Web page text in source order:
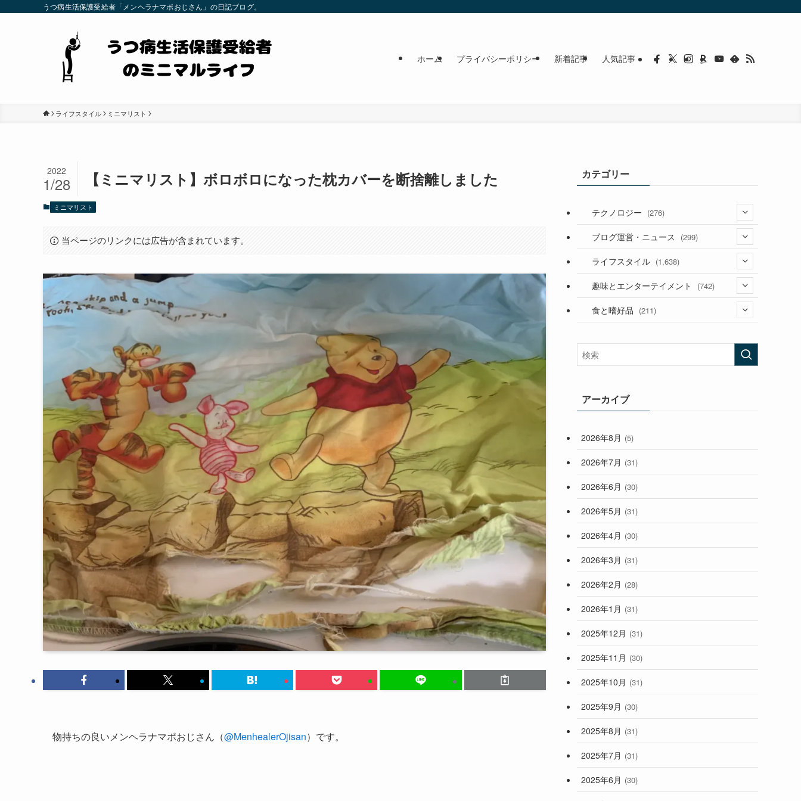
うつ病生活保護受給者「メンヘラナマポおじさん」の日記ブログ。
ホーム プライバシーポリシー 新着記事 人気記事
ライフスタイル ミニマリスト
【ミニマリスト】ボロボロになった枕カバーを断捨離しました
2022
1/28
ミニマリスト
当ページのリンクには広告が含まれています。
物持ちの良いメンヘラナマポおじさん（@MenhealerOjisan）です。
カテゴリー
テクノロジー (276)
(36)
(187)
(53)
ブログ運営・ニュース (299)
(118)
(181)
ライフスタイル (1,638)
(394)
(282)
(33)
(248)
趣味とエンターテイメント (742)
(56)
(472)
食と嗜好品 (211)
アーカイブ
2026年8月 (5)
2026年7月 (31)
2026年6月 (30)
2026年5月 (31)
2026年4月 (30)
2026年3月 (31)
2026年2月 (28)
2026年1月 (31)
2025年12月 (31)
2025年11月 (30)
2025年10月 (31)
2025年9月 (30)
2025年8月 (31)
2025年7月 (31)
2025年6月 (30)